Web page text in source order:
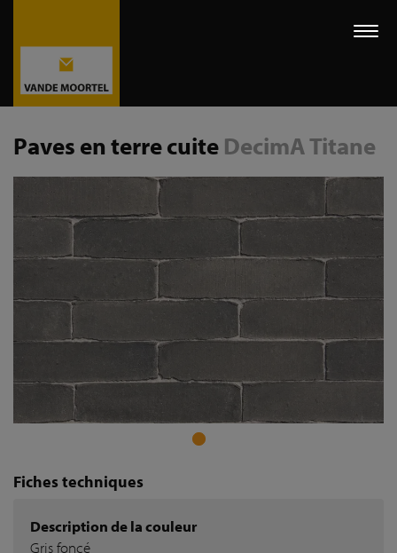
Paves en terre cuite DecimA Titane
Fiches techniques
Description de la couleur
Gris foncé